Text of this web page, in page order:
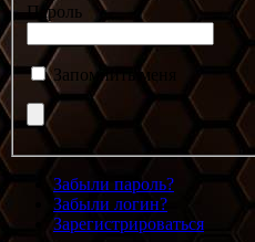
Пароль
Запомнить меня
Забыли пароль?
Забыли логин?
Зарегистрироваться